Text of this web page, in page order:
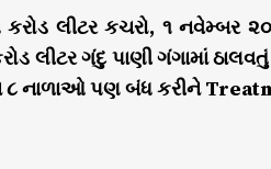
લીટર કચરો, ૧ નવેમ્બર
લીટર ગંદુ પાણી ગંગામાં
૮ નાળાઓ પણ બંધ કરીને